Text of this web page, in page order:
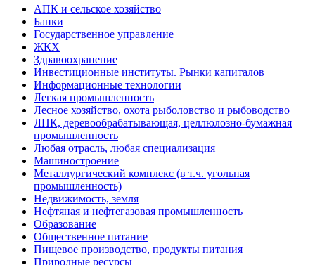
АПК и сельское хозяйство
Банки
Государственное управление
ЖКХ
Здравоохранение
Инвестиционные институты. Рынки капиталов
Информационные технологии
Легкая промышленность
Лесное хозяйство, охота рыболовство и рыбоводство
ЛПК, деревообрабатывающая, целлюлозно-бумажная
промышленность
Любая отрасль, любая специализация
Машиностроение
Металлургический комплекс (в т.ч. угольная
промышленность)
Недвижимость, земля
Нефтяная и нефтегазовая промышленность
Образование
Общественное питание
Пищевое производство, продукты питания
Природные ресурсы